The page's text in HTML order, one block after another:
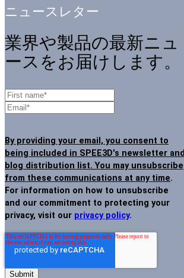
ニュースレター
業界や製品の最新ニュ
ースをお届けします。
By providing your email, you consent to
being included in SPEE3D's newsletter and
blog distribution list. You may unsubscribe
from these communications at any time.
For information on how to unsubscribe
and our commitment to protecting your
privacy, visit our privacy policy.